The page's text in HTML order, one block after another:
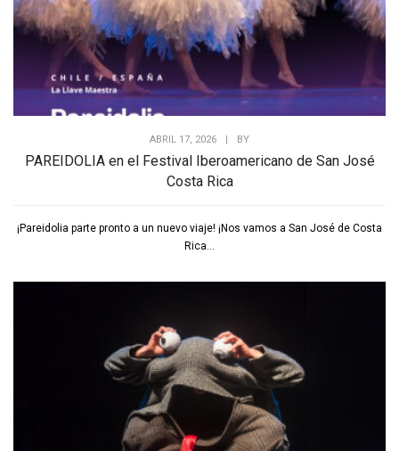
ABRIL 17, 2026 BY
PAREIDOLIA en el Festival Iberoamericano de San José
Costa Rica
¡Pareidolia parte pronto a un nuevo viaje! ¡Nos vamos a San José de Costa
Rica...